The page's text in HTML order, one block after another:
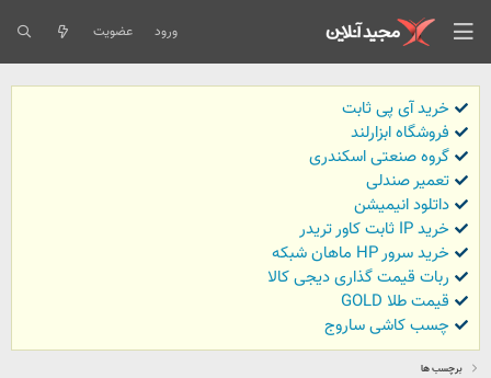
ورود عضویت
خرید آی پی ثابت
فروشگاه ابزارلند
گروه صنعتی اسکندری
تعمیر صندلی
داتلود انیمیشن
خرید IP ثابت کاور تریدر
خرید سرور HP ماهان شبکه
ربات قیمت گذاری دیجی کالا
قیمت طلا GOLD
چسب کاشی ساروج
برچسب ها